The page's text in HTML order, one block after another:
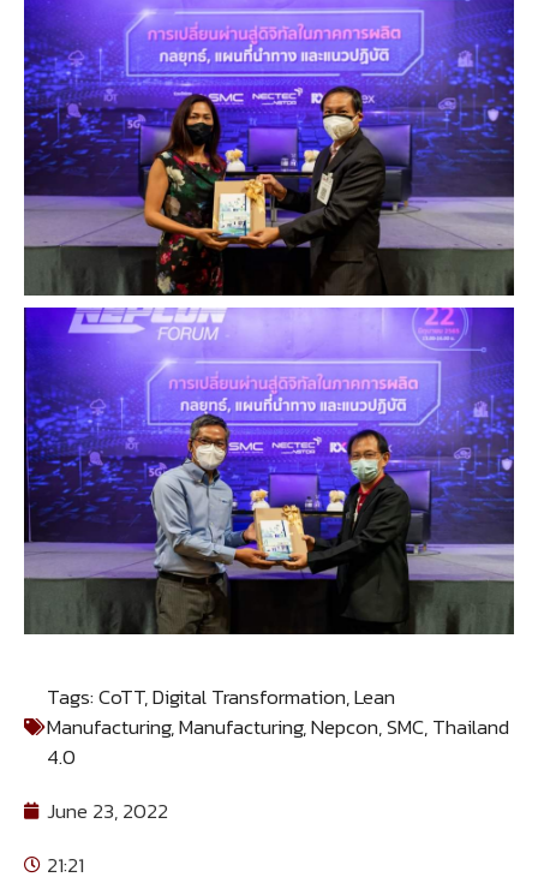
Tags:CoTT,Digital Transformation,Lean
Manufacturing,Manufacturing,Nepcon,SMC,Thailand
4.0
June 23, 2022
21:21